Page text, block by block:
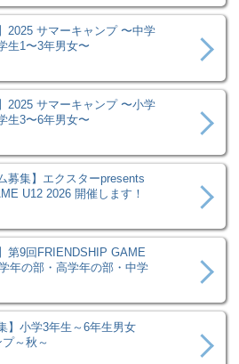
2025 サマーキャンプ 〜中学
1〜3年男女〜
2025 サマーキャンプ 〜小学
3〜6年男女〜
募集】エクスターpresents
U12 2026 開催します！
第9回FRIENDSHIP GAME
年の部・高学年の部・中学
】小学3年生～6年生男女
～秋～